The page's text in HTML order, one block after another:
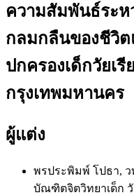
ความสัมพันธ์ระห
กลมกลืนของชีวิต
ปกครองเด็กวัยเ
กรุงเทพมหานคร
ผู้แต่ง
พรประพิมพ์ โปธา, ว
บัณฑิตจิตวิทยาเด็ก